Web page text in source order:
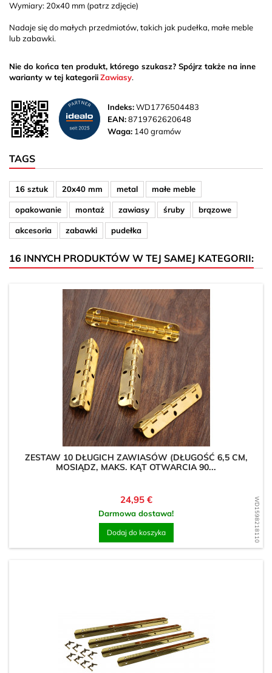
Wymiary: 20x40 mm (patrz zdjęcie)
Nadaje się do małych przedmiotów, takich jak pudełka, małe meble
lub zabawki.
Nie do końca ten produkt, którego szukasz? Spójrz także na inne
warianty w tej kategoriiZawiasy.
Indeks:WD1776504483
EAN:8719762620648
Waga: 140 gramów
TAGS
16 sztuk 20x40 mm metal małe meble
opakowanie montaż zawiasy śruby brązowe
akcesoria zabawki pudełka
16 INNYCH PRODUKTÓW W TEJ SAMEJ KATEGORII:
WD1598218110
ZESTAW 10 DŁUGICH ZAWIASÓW (DŁUGOŚĆ 6,5 CM,
MOSIĄDZ, MAKS. KĄT OTWARCIA 90...
Cena
24,95 €
Darmowa dostawa!
Dodaj do koszyka